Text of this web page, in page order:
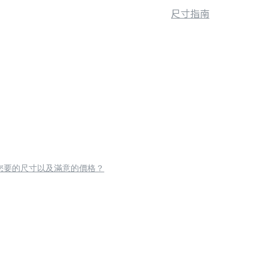
尺寸指南
要的尺寸以及滿意的價格？